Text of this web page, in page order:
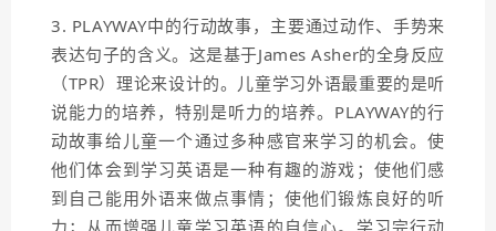
3. PLAYWAY中的行动故事，主要通过动作、手势来
表达句子的含义。这是基于James Asher的全身反应
（TPR）理论来设计的。儿童学习外语最重要的是听
说能力的培养，特别是听力的培养。PLAYWAY的行
动故事给儿童一个通过多种感官来学习的机会。使
他们体会到学习英语是一种有趣的游戏；使他们感
到自己能用外语来做点事情；使他们锻炼良好的听